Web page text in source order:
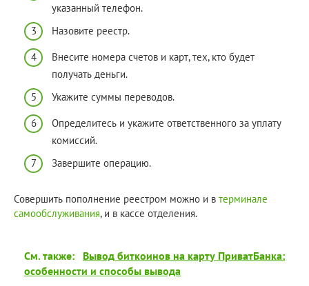
указанный телефон.
Назовите реестр.
Внесите номера счетов и карт, тех, кто будет
получать деньги.
Укажите суммы переводов.
Определитесь и укажите ответственного за уплату
комиссий.
Завершите операцию.
Совершить пополнение реестром можно и в терминале
самообслуживания, и в кассе отделения.
См. также:
Вывод биткоинов на карту ПриватБанка:
особенности и способы вывода